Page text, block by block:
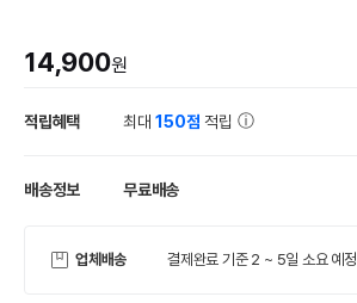
14,900원
적립혜택 최대150점 적립
배송정보 무료배송
업체배송 결제완료 기준 2 ~ 5일 소요 예정